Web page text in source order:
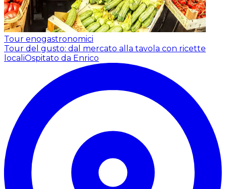
Tour enogastronomici
Tour del gusto: dal mercato alla tavola con ricette
localiOspitato da Enrico